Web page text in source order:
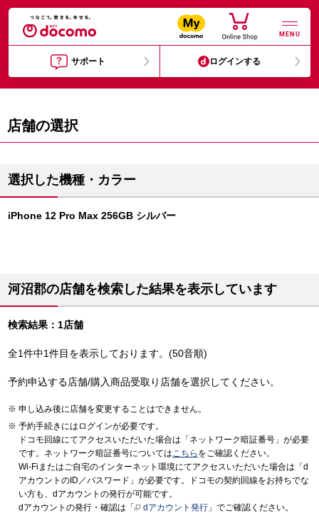
MENU
サポート ログインする
店舗の選択
選択した機種・カラー
iPhone 12 Pro Max 256GB シルバー
河沼郡の店舗を検索した結果を表示しています
検索結果：1店舗
全1件中1件目を表示しております。(50音順)
予約申込する店舗/購入商品受取り店舗を選択してください。
申し込み後に店舗を変更することはできません。
予約手続きにはログインが必要です。
ドコモ回線にてアクセスいただいた場合は「ネットワーク暗証番号」が必要
です。ネットワーク暗証番号についてはこちら をご確認ください。
Wi-Fiまたはご自宅のインターネット環境にてアクセスいただいた場合は「d
アカウントのID／パスワード」が必要です。ドコモの契約回線をお持ちでな
い方も、dアカウントの発行が可能です。
dアカウントの発行・確認は「
dアカウント発行 」でご確認ください。